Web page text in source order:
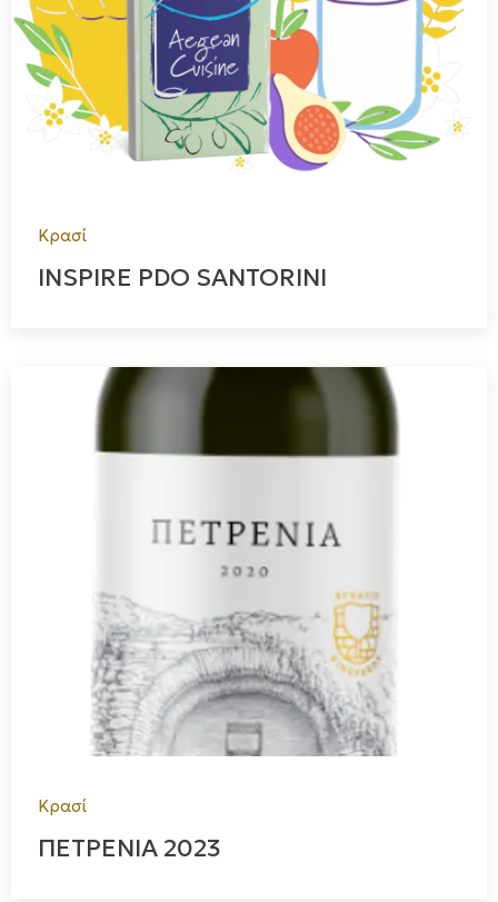
Κρασί
INSPIRE PDO SANTORINI
Κρασί
ΠΕΤΡΕΝΙΑ 2023